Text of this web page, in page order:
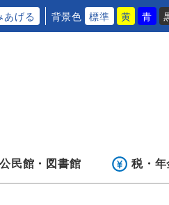
あげる 背景色 標準 黄 青
民館・ 図書館 税・年